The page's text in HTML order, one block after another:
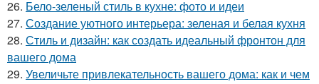
26. Бело-зеленый стиль в кухне: фото и идеи
27. Создание уютного интерьера: зеленая и белая кухня
28. Стиль и дизайн: как создать идеальный фронтон для
вашего дома
29. Увеличьте привлекательность вашего дома: как и чем